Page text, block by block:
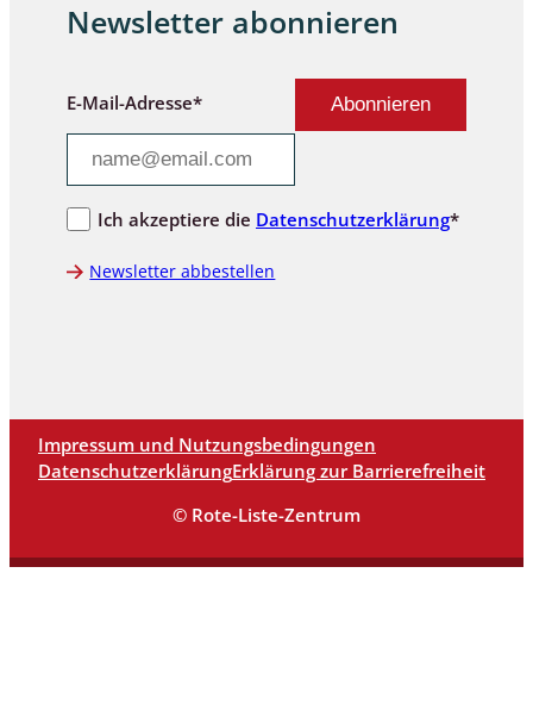
Newsletter abonnieren
E-Mail-Adresse*
Ich akzeptiere die Datenschutzerklärung*
Newsletter abbestellen
Impressum und Nutzungsbedingungen
DatenschutzerklärungErklärung zur Barrierefreiheit
© Rote-Liste-Zentrum